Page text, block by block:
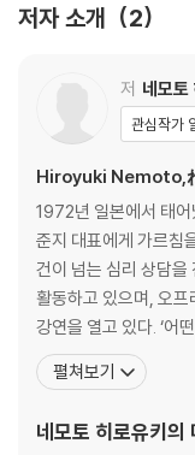
좋아하는 일, 하고 싶은 일
지금 할 수 있는 일에 집
감사의 마음을 말로 표현
남에게 의지하고 맡기고
인생의 중심을 남에게 두
나에게 어떻게 하고 싶은
[나다움 발굴 프로젝트 2]
Day 3 라이프워크에 필
내가 정말 하고 싶은 일을
문제에서 나의 매력과 재
[나다움 발굴 프로젝트 3]
저자 소개 2
저 네모토
관심작가
Hiroyuki Nemoto,
1972년 일본에서 태
준지 대표에게 가르침
건이 넘는 심리 상담을
활동하고 있으며, 오
강연을 열고 있다. ‘어떤 상황에서도 안심, 희망, 웃음을 주는 존재가
되고 싶다’는 바람을
끊이지 않는 상담을 하
자책감이 사라지는 책》
펼쳐보기
네모토 히로유키 의